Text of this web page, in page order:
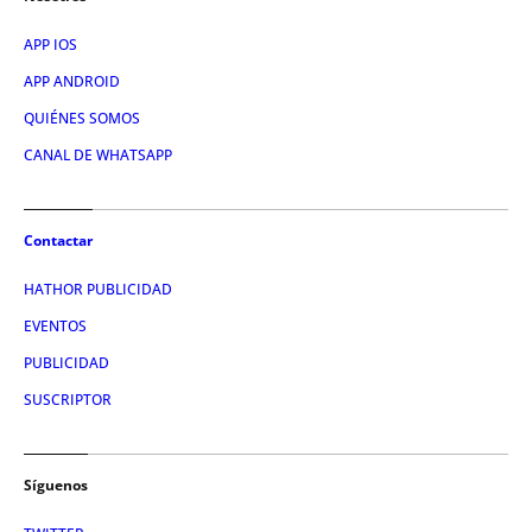
APP IOS
APP ANDROID
QUIÉNES SOMOS
CANAL DE WHATSAPP
Contactar
HATHOR PUBLICIDAD
EVENTOS
PUBLICIDAD
SUSCRIPTOR
Síguenos